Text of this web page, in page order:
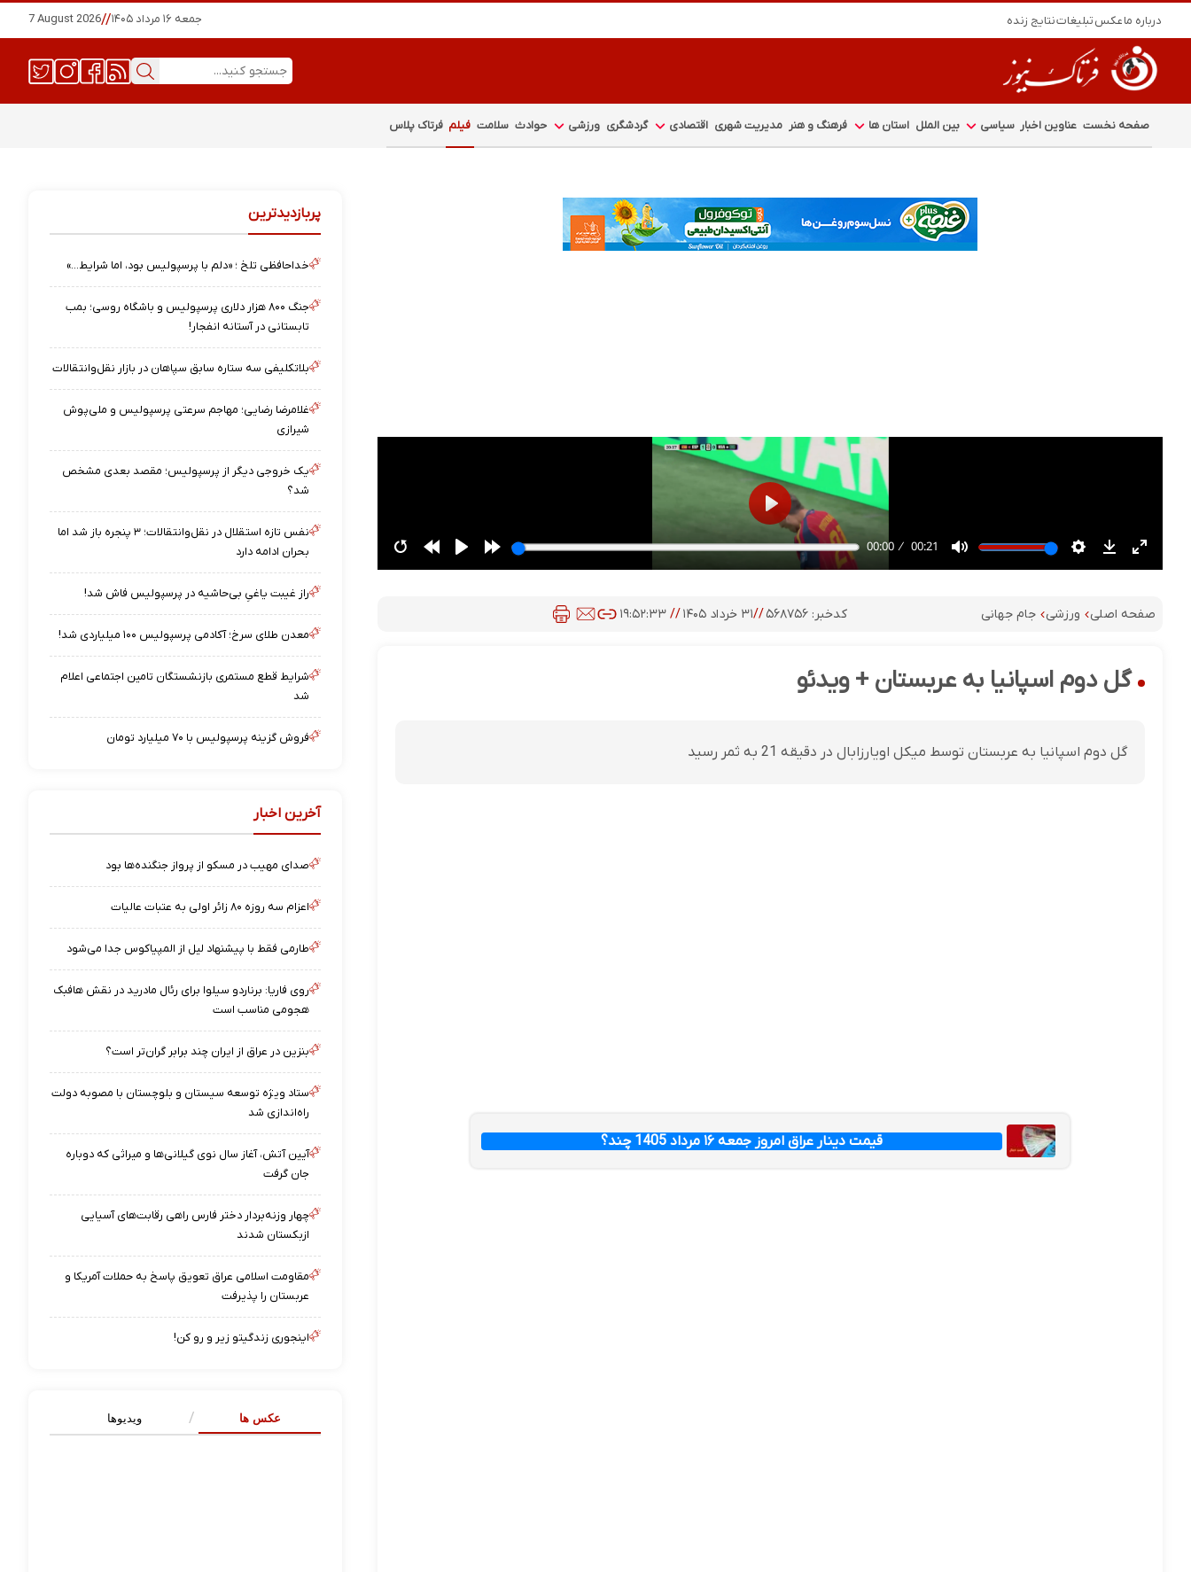
درباره ماعکستبلیغاتنتایج زنده جمعه ۱۶ مرداد ۱۴۰۵ //
7 August 2026
صفحه نخست عناوین اخبار سیاسی بین الملل استان ها فرهنگ و هنر مدیریت شهری اقتصادی گردشگری ورزشی حوادث سلامت فیلم فرتاک پلاس
صفحه اصلی ورزشی جام جهانی کدخبر: ۵۶۸۷۵۶ //۳۱ خرداد ۱۴۰۵ // ۱۹:۵۲:۳۳
گل دوم اسپانیا به عربستان + ویدئو
گل دوم اسپانیا به عربستان توسط میکل اویارزابال در دقیقه 21 به ثمر رسید
قیمت دینار عراق امروز جمعه ۱۶ مرداد 1405 چند؟
پربازدیدترین
خداحافظی تلخ ؛ «دلم با پرسپولیس بود، اما شرایط…»
جنگ ۸۰۰ هزار دلاری پرسپولیس و باشگاه روسی؛ بمب
تابستانی در آستانه انفجار!
بلاتکلیفی سه ستاره سابق سپاهان در بازار نقل‌وانتقالات
غلامرضا رضایی؛ مهاجم سرعتی پرسپولیس و ملی‌پوش
شیرازی
یک خروجی دیگر از پرسپولیس؛ مقصد بعدی مشخص
شد؟
نفس تازه استقلال در نقل‌وانتقالات؛ ۳ پنجره باز شد اما
بحران ادامه دارد
راز غیبت یاغیِ بی‌حاشیه در پرسپولیس فاش شد!
معدن طلای سرخ؛ آکادمی پرسپولیس ۱۰۰ میلیاردی شد!
شرایط قطع مستمری بازنشستگان تامین اجتماعی اعلام
شد
فروش گزینه پرسپولیس با ۷۰ میلیارد تومان
آخرین اخبار
صدای مهیب در مسکو از پرواز جنگنده‌ها بود
اعزام سه روزه ۸۰ زائر اولی به عتبات عالیات
طارمی فقط با پیشنهاد لیل از المپیاکوس جدا می‌شود
روی فاریا: برناردو سیلوا برای رئال مادرید در نقش هافبک
هجومی مناسب است
بنزین در عراق از ایران چند برابر گران‌تر است؟
ستاد ویژه توسعه سیستان و بلوچستان با مصوبه دولت
راه‌اندازی شد
آیین آتش، آغاز سال نوی گیلانی‌ها و میراثی که دوباره
جان گرفت
چهار وزنه‌بردار دختر فارس راهی رقابت‌های آسیایی
ازبکستان شدند
مقاومت اسلامی عراق تعویق پاسخ به حملات آمریکا و
عربستان را پذیرفت
اینجوری زندگیتو زیر و رو کن!
عکس ها ویدیوها